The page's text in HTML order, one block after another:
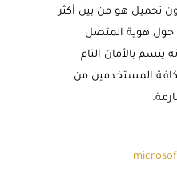
تحميل هو من بين أكثر
حول هوية المتصل
يتسم بالأمان التام
المستخدمين من